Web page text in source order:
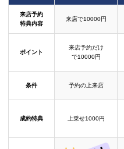
来店予約
特典内容
来店で10000円
ポイント
来店予約だけ
で10000円
条件 予約の上来店
成約特典 上乗せ1000円